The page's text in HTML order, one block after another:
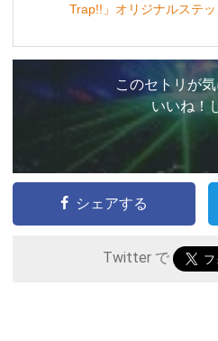
Trap!!」オリジナルステッ
このセトリが
いいね！
シェアする
Twitter で